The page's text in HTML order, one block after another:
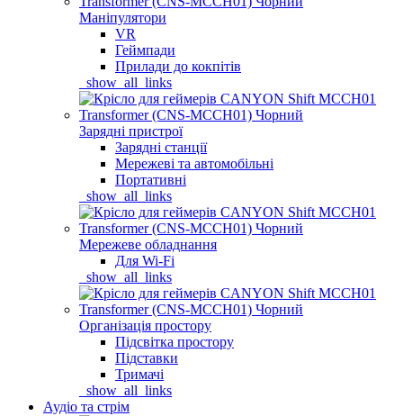
Маніпулятори
VR
Геймпади
Прилади до кокпітів
_show_all_links
Зарядні пристрої
Зарядні станції
Мережеві та автомобільні
Портативні
_show_all_links
Мережеве обладнання
Для Wi-Fi
_show_all_links
Організація простору
Підсвітка простору
Підставки
Тримачі
_show_all_links
Аудіо та стрім